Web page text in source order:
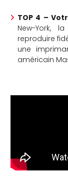
TOP 4 –
New-York,
reproduire
une
américain